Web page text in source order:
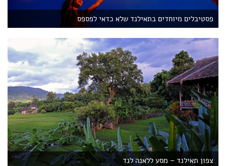
פסטיבלים מיוחדים בתאילנד שלא כדאי לפספס
צפון תאילנד – מסע ללאנה לנד